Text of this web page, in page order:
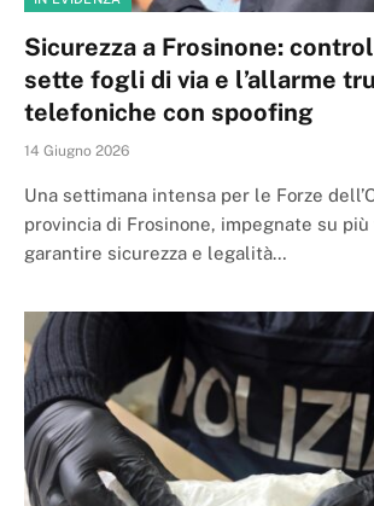
Sicurezza a Frosinone:
sette fogli di via e l’allarme
telefoniche con spoofing
14 Giugno 2026
Una settimana intensa per le Forze
provincia di Frosinone, impegnate su
garantire sicurezza e legalità…